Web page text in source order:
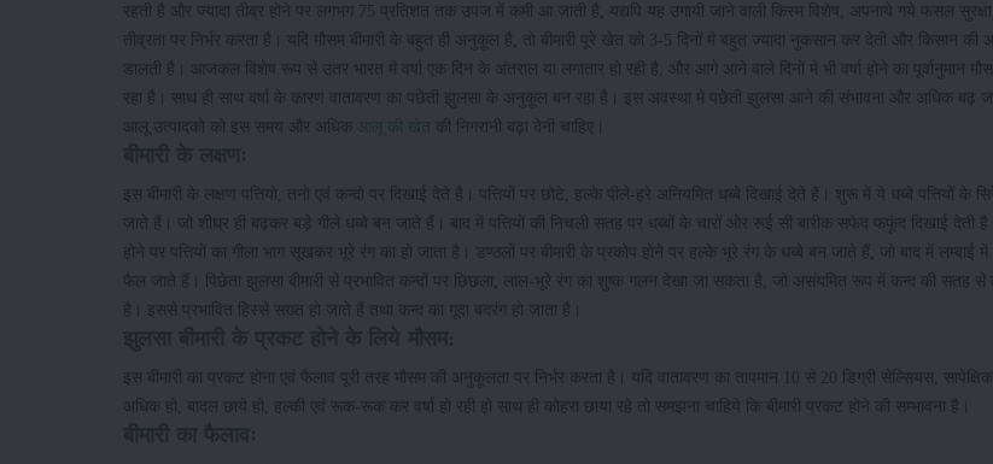
रहती है और ज्यादा तीव्र होने पर लगभग 75 प्रतिशत तक उपज में कमी आ जाती है, यद्यपि यह उगायी जाने वाली किस्म विशेष, अपनाये गये फसल सुरक्षा
तीव्रता पर निर्भर करता है। यदि मौसम बीमारी के बहुत ही अनुकूल है, तो बीमारी पूरे खेत को 3-5 दिनों मे बहुत ज्यादा नुकसान कर देती और किसान की
डालती है। आजकल विशेष रूप से उतर भारत मे वर्षा एक दिन के अंतराल या लगातार हो रही है, और आगे आने वाले दिनों मे भी वर्षा होने का पूर्वानुमान मौसम
रहा है। साथ ही साथ वर्षा के कारण वातावरण का पछेती झुलसा के अनुकूल बन रहा है। इस अवस्था मे पछेती झुलसा आने की संभावना और अधिक बढ़
आलू उत्पादको को इस समय और अधिक
आलू की खेत की निगरानी बढ़ा देनी चाहिए।
इस बीमारी के लक्षण पत्तियो, तनो एवं कन्दो पर दिखाई देते है। पत्तियों पर छोटे, हल्के पीले-हरे अनियमित धब्बे दिखाई देते हैं। शुरू में ये धब्बे पत्तियों के सिरे
जाते हैं। जो शीघ्र ही बढ़कर बड़े गीले धब्बे बन जाते हैं। बाद में पत्तियों की निचली सतह पर धब्बों के चारों ओर रूई सी बारीक सफेद फफूंद दिखाई देती है।
होने पर पत्तियों का गीला भाग सूखकर भूरे रंग का हो जाता है। डण्ठलों पर बीमारी के प्रकोप होने पर हल्के भूरे रंग के धब्बे बन जाते हैं, जो बाद में
फैल जाते हैं। पिछेता झुलसा बीमारी से प्रभावित कन्दों पर छिछला, लाल-भूरे रंग का शुष्क गलन देखा जा सकता है, जो असंयमित रूप में कन्द की सतह
है। इससे प्रभावित हिस्से सख्त हो जाते हैं तथा कन्द का गूदा बदरंग हो जाता है।
इस बीमारी का प्रकट होना एवं फैलाव पूरी तरह मौसम की अनुकूलता पर निर्भर करता है। यदि वातावरण का तापमान 10 से 20 डिग्री सेल्सियस,
अधिक हो, बादल छाये हो, हल्की एवं रूक-रूक कर वर्षा हो रही हो साथ ही कोहरा छाया रहे तो समझना चाहिये कि बीमारी प्रकट होने की सम्भावना है।